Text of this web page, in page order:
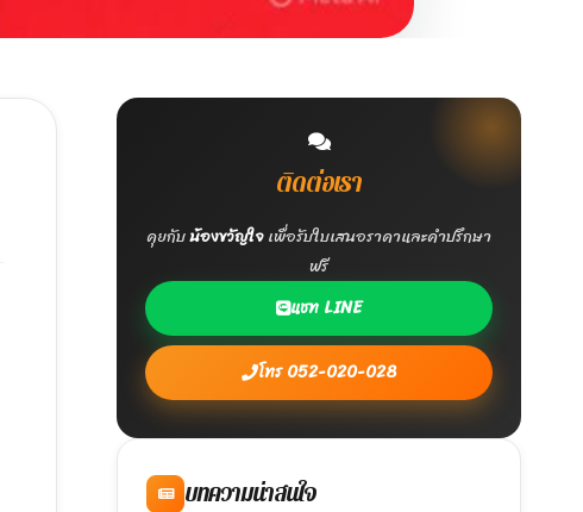
ติดต่อเรา
คุยกับน้องขวัญใจเพื่อรับใบเสนอราคาและคำปรึกษา
ฟรี
แชท LINE
โทร 052-020-028
บทความน่าสนใจ